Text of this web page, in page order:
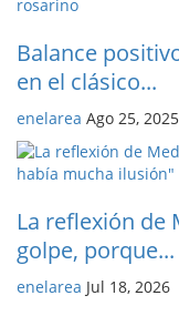
Balance
en el clásico...
enelarea Ago 25, 2025
La reflexión de
golpe, porque...
enelarea Jul 18, 2026